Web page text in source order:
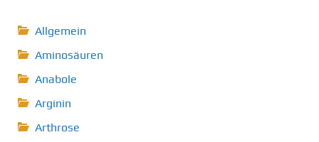
Allgemein
Aminosäuren
Anabole
Arginin
Arthrose